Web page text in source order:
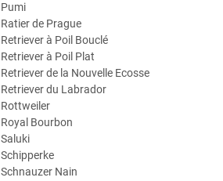
Pumi
Ratier de Prague
Retriever à Poil Bouclé
Retriever à Poil Plat
Retriever de la Nouvelle Ecosse
Retriever du Labrador
Rottweiler
Royal Bourbon
Saluki
Schipperke
Schnauzer Nain